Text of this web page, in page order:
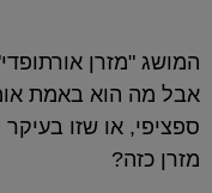
המושג "מזרן
אבל מה הוא באמת
ספציפי, או שזו
מזרן כזה?